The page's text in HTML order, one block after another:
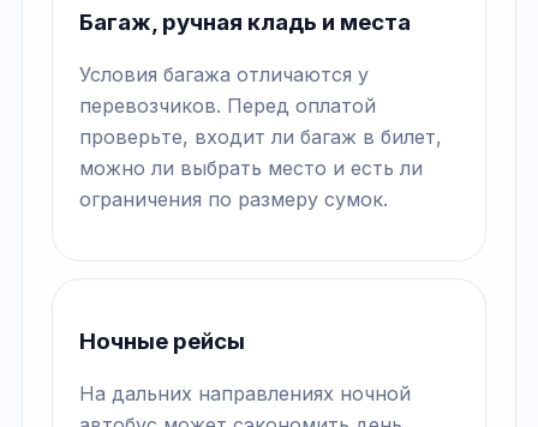
Багаж, ручная кладь и места
Условия багажа отличаются у
перевозчиков. Перед оплатой
проверьте, входит ли багаж в билет,
можно ли выбрать место и есть ли
ограничения по размеру сумок.
Ночные рейсы
На дальних направлениях ночной